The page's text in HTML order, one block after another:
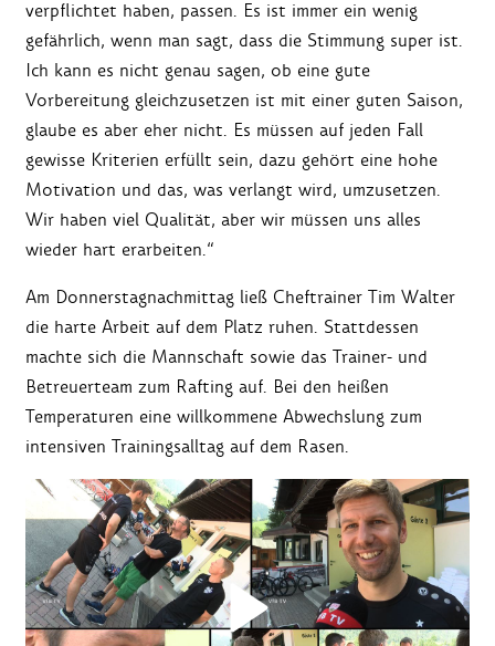
verpflichtet haben, passen. Es ist immer ein wenig
gefährlich, wenn man sagt, dass die Stimmung super ist.
Ich kann es nicht genau sagen, ob eine gute
Vorbereitung gleichzusetzen ist mit einer guten Saison,
glaube es aber eher nicht. Es müssen auf jeden Fall
gewisse Kriterien erfüllt sein, dazu gehört eine hohe
Motivation und das, was verlangt wird, umzusetzen.
Wir haben viel Qualität, aber wir müssen uns alles
wieder hart erarbeiten.“
Am Donnerstagnachmittag ließ Cheftrainer Tim Walter
die harte Arbeit auf dem Platz ruhen. Stattdessen
machte sich die Mannschaft sowie das Trainer- und
Betreuerteam zum Rafting auf. Bei den heißen
Temperaturen eine willkommene Abwechslung zum
intensiven Trainingsalltag auf dem Rasen.